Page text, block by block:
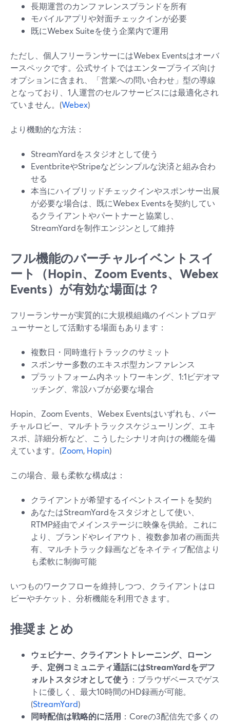
長期運営のカンファレンスブランドを所有
モバイルアプリや対面チェックインが必要
既にWebex Suiteを使う企業内で運用
ただし、個人フリーランサーにはWebex Eventsはオーバ
ースペックです。公式サイトではエンタープライズ向け
オプションに含まれ、「営業への問い合わせ」型の導線
となっており、1人運営のセルフサービスには最適化され
ていません。(Webex)
より機動的な方法：
StreamYardをスタジオとして使う
EventbriteやStripeなどシンプルな決済と組み合わ
せる
本当にハイブリッドチェックインやスポンサー出展
が必要な場合は、既にWebex Eventsを契約してい
るクライアントやパートナーと協業し、
StreamYardを制作エンジンとして維持
フル機能のバーチャルイベントスイ
ート（Hopin、Zoom Events、Webex
Events）が有効な場面は？
フリーランサーが実質的に大規模組織のイベントプロデ
ューサーとして活動する場面もあります：
複数日・同時進行トラックのサミット
スポンサー多数のエキスポ型カンファレンス
プラットフォーム内ネットワーキング、1:1ビデオマ
ッチング、常設ハブが必要な場合
Hopin、Zoom Events、Webex Eventsはいずれも、バー
チャルロビー、マルチトラックスケジューリング、エキ
スポ、詳細分析など、こうしたシナリオ向けの機能を備
えています。(Zoom, Hopin)
この場合、最も柔軟な構成は：
クライアントが希望するイベントスイートを契約
あなたはStreamYardをスタジオとして使い、
RTMP経由でメインステージに映像を供給。これに
より、ブランドやレイアウト、複数参加者の画面共
有、マルチトラック録画などをネイティブ配信より
も柔軟に制御可能
いつものワークフローを維持しつつ、クライアントはロ
ビーやチケット、分析機能を利用できます。
推奨まとめ
ウェビナー、クライアントトレーニング、ローン
チ、定例コミュニティ通話にはStreamYardをデフ
ォルトスタジオとして使う ：ブラウザベースでゲス
トに優しく、最大10時間のHD録画が可能。
(StreamYard)
同時配信は戦略的に活用 ：Coreの3配信先で多くの